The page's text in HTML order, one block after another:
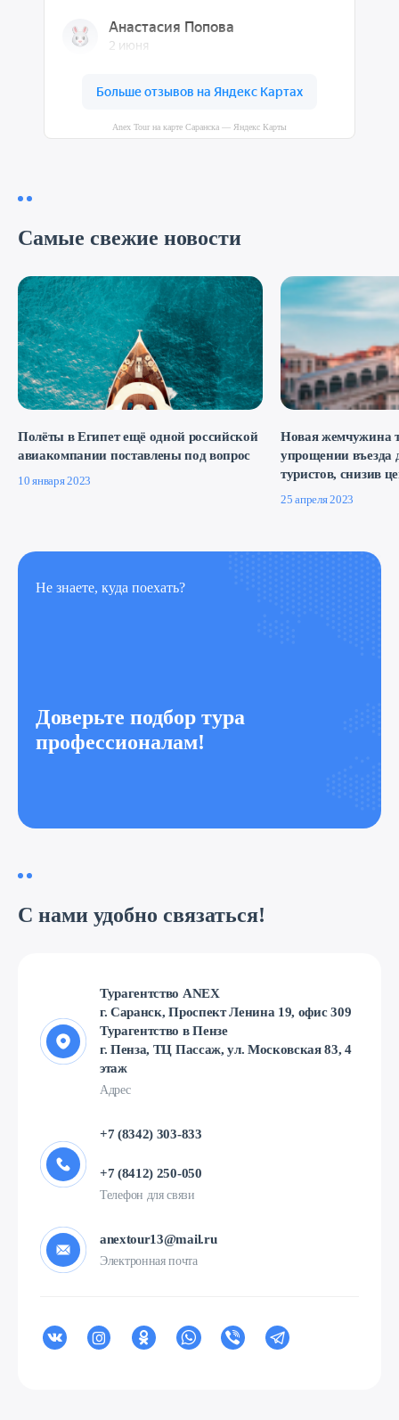
Anex Tour на карте Саранска — Яндекс Карты
Самые свежие новости
10 января 2023
Полёты в Египет ещё одной российской
авиакомпании поставлены под вопрос
25 апреля 2023
Новая жемчужина
упрощении въезда
туристов, снизив
Не знаете, куда поехать?
Доверьте подбор тура
профессионалам!
С нами удобно связаться!
Турагентство ANEX
г. Саранск, Проспект Ленина 19, офис 309
Турагентство в Пензе
г. Пенза, ТЦ Пассаж, ул. Московская 83, 4
этаж
Адрес
+7 (8342) 303-833
+7 (8412) 250-050
Телефон для связи
anextour13@mail.ru
Электронная почта